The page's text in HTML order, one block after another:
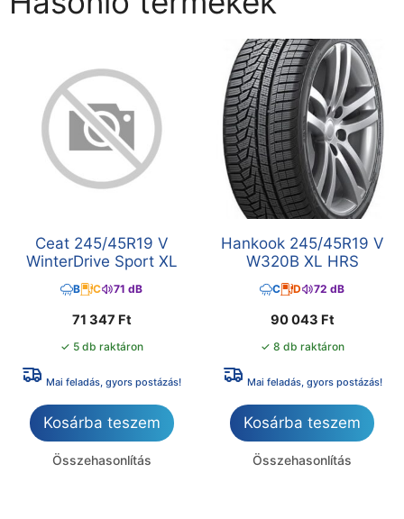
Ceat 245/45R19 V
WinterDrive Sport XL
B C 71 dB
71 347 Ft
✓ 5 db raktáron
Mai feladás, gyors postázás!
Kosárba teszem
Összehasonlítás
Hankook 245/45R19 V
W320B XL HRS
C D 72 dB
90 043 Ft
✓ 8 db raktáron
Mai feladás, gyors postázás!
Kosárba teszem
Összehasonlítás